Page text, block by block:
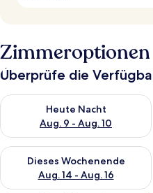
Zimmeroptionen
Überprüfe die
Heute Nacht
Aug. 9 - Aug. 10
Überprüfe die Verfügbarkeit
Dieses Wochenende
Aug. 14 - Aug. 16
Überprüfe die Verfügbarkeit